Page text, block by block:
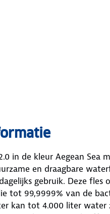
in de kleur Aegean Sea
en draagbare
gebruik. Deze
tot 99,9999% van de
kan tot 4.000 liter water